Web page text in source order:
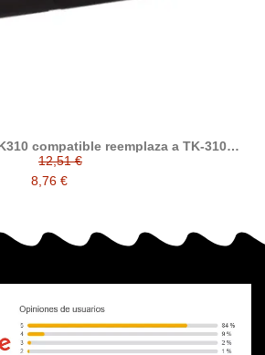
compatible reemplaza a TK-310
1T02F80EU0
12,51 €
8,76 €